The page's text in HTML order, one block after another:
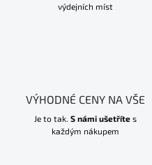
výdejních míst
VÝHODNÉ CENY NA VŠE
Je to tak. S námi ušetřítes
každým nákupem